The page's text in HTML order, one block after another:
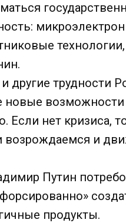
другие трудности
новые возможности
нет кризиса,
и
Путин
продукты.